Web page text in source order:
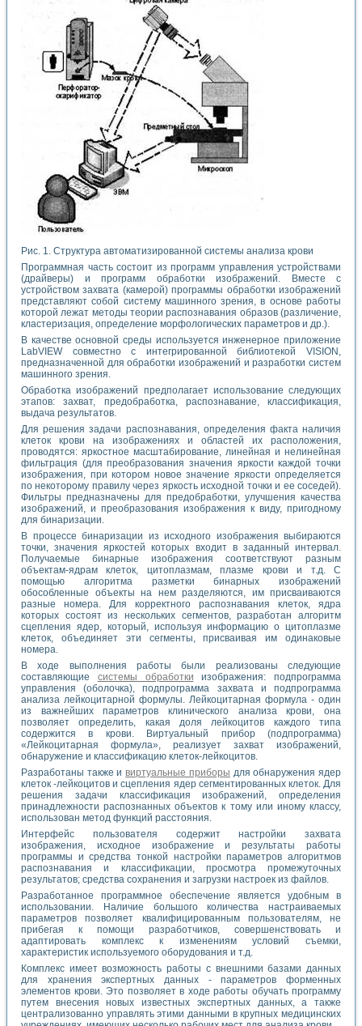
Рис. 1. Структура автоматизированной системы анализа крови
Программная часть состоит из программ управления устройствами
(драйверы) и программ обработки изображений. Вместе с
устройством захвата (камерой) программы обработки изображений
представляют собой систему машинного зрения, в основе работы
которой лежат методы теории распознавания образов (различение,
кластеризация, определение морфологических параметров и др.).
В качестве основной среды используется инженерное приложение
LabVIEW совместно с интегрированной библиотекой VISION,
предназначенной для обработки изображений и разработки систем
машинного зрения.
Обработка изображений предполагает использование следующих
этапов: захват, предобработка, распознавание, классификация,
выдача результатов.
Для решения задачи распознавания, определения факта наличия
клеток крови на изображениях и областей их расположения,
проводятся: яркостное масштабирование, линейная и нелинейная
фильтрация (для преобразования значения яркости каждой точки
изображения, при котором новое значение яркости определяется
по некоторому правилу через яркость исходной точки и ее соседей).
Фильтры предназначены для предобработки, улучшения качества
изображений, и преобразования изображения к виду, пригодному
для бинаризации.
В процессе бинаризации из исходного изображения выбираются
точки, значения яркостей которых входит в заданный интервал.
Получаемые бинарные изображения соответствуют разным
объектам-ядрам клеток, цитоплазмам, плазме крови и т.д. С
помощью алгоритма разметки бинарных изображений
обособленные объекты на нем разделяются, им присваиваются
разные номера. Для корректного распознавания клеток, ядра
которых состоят из нескольких сегментов, разработан алгоритм
сцепления ядер, который, используя информацию о цитоплазме
клеток, объединяет эти сегменты, присваивая им одинаковые
номера.
В ходе выполнения работы были реализованы следующие
составляющие системы обработки изображения: подпрограмма
управления (оболочка), подпрограмма захвата и подпрограмма
анализа лейкоцитарной формулы. Лейкоцитарная формула - один
из важнейших параметров клинического анализа крови, она
позволяет определить, какая доля лейкоцитов каждого типа
содержится в крови. Виртуальный прибор (подпрограмма)
«Лейкоцитарная формула», реализует захват изображений,
обнаружение и классификацию клеток-лейкоцитов.
Разработаны также ивиртуальные приборы для обнаружения ядер
клеток -лейкоцитов и сцепления ядер сегментированных клеток. Для
решения задачи классификация изображений, определения
принадлежности распознанных объектов к тому или иному классу,
использован метод функций расстояния.
Интерфейс пользователя содержит настройки захвата
изображения, исходное изображение и результаты работы
программы и средства тонкой настройки параметров алгоритмов
распознавания и классификации, просмотра промежуточных
результатов; средства сохранения и загрузки настроек из файлов.
Разработанное программное обеспечение является удобным в
использовании. Наличие большого количества настраиваемых
параметров позволяет квалифицированным пользователям, не
прибегая к помощи разработчиков, совершенствовать и
адаптировать комплекс к изменениям условий съемки,
характеристик используемого оборудования и т.д.
Комплекс имеет возможность работы с внешними базами данных
для хранения экспертных данных - параметров форменных
элементов крови. Это позволяет в ходе работы обучать программу
путем внесения новых известных экспертных данных, а также
централизованно управлять этими данными в крупных медицинских